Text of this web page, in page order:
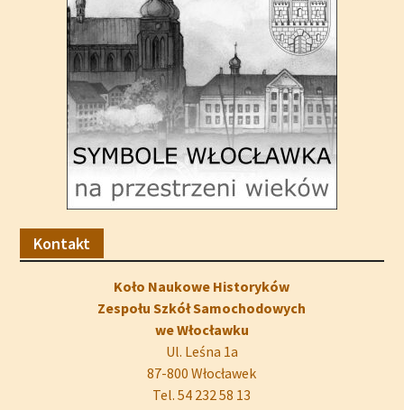
Kontakt
Koło Naukowe Historyków
Zespołu Szkół Samochodowych
we Włocławku
Ul. Leśna 1a
87-800 Włocławek
Tel. 54 232 58 13